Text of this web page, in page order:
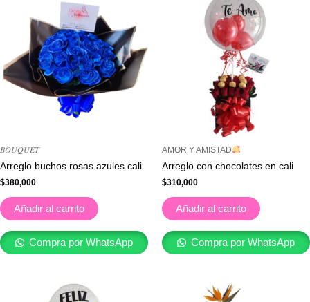
𝐵𝑂𝑈𝑄𝑈𝐸𝑇
Arreglo buchos rosas azules cali
$380,000
Añadir al carrito
Compra por WhatsApp
AMOR Y AMISTAD
Arreglo con chocolates en cali
$310,000
Añadir al carrito
Compra por WhatsApp